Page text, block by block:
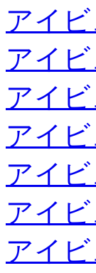
アイ
アイ
アイ
アイ
アイ
アイ
アイ